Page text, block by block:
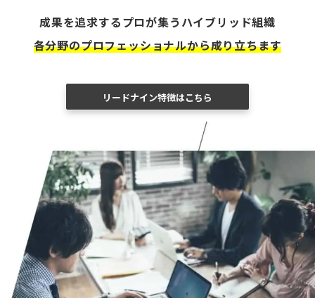
成果を追求するプロが集うハイブリッド組織
各分野のプロフェッショナルから成り立ちます
リードナイン特徴はこちら